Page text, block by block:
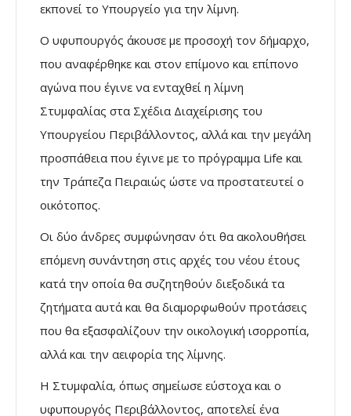
εκπονεί το Υπουργείο για την λίμνη.
Ο υφυπουργός άκουσε με προσοχή τον δήμαρχο,
που αναφέρθηκε και στον επίμονο και επίπονο
αγώνα που έγινε να ενταχθεί η λίμνη
Στυμφαλίας στα Σχέδια Διαχείρισης του
Υπουργείου Περιβάλλοντος, αλλά και την μεγάλη
προσπάθεια που έγινε με το πρόγραμμα Life και
την Τράπεζα Πειραιώς ώστε να προστατευτεί ο
οικότοπος.
Οι δύο άνδρες συμφώνησαν ότι θα ακολουθήσει
επόμενη συνάντηση στις αρχές του νέου έτους
κατά την οποία θα συζητηθούν διεξοδικά τα
ζητήματα αυτά και θα διαμορφωθούν προτάσεις
που θα εξασφαλίζουν την οικολογική ισορροπία,
αλλά και την αειφορία της λίμνης.
Η Στυμφαλία, όπως σημείωσε εύστοχα και ο
υφυπουργός Περιβάλλοντος, αποτελεί ένα